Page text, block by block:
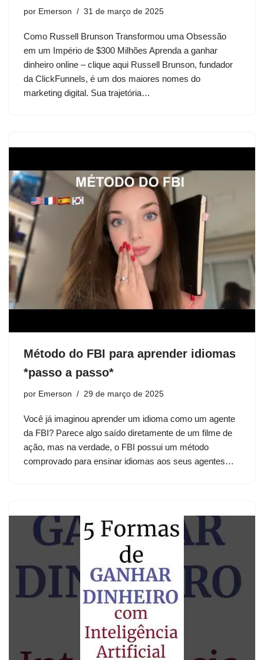
por Emerson 31 de março de 2025
Como Russell Brunson Transformou uma Obsessão
em um Império de $300 Milhões Aprenda a ganhar
dinheiro online – clique aqui Russell Brunson, fundador
da ClickFunnels, é um dos maiores nomes do
marketing digital. Sua trajetória…
Método do FBI para aprender idiomas
*passo a passo*
por Emerson 29 de março de 2025
Você já imaginou aprender um idioma como um agente
da FBI? Parece algo saído diretamente de um filme de
ação, mas na verdade, o FBI possui um método
comprovado para ensinar idiomas aos seus agentes…